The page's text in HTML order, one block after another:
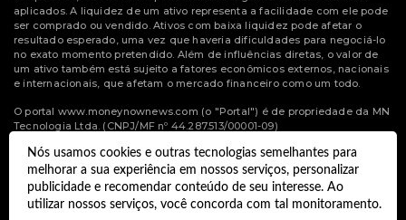
Nós usamos cookies e outras tecnologias semelhantes para
melhorar a sua experiência em nossos serviços, personalizar
publicidade e recomendar conteúdo de seu interesse. Ao
utilizar nossos serviços, você concorda com tal monitoramento.
aplicados. A liquidez de um ativo representa a facilidade com ele pode
ser comprado ou vendido. Ativos com baixa liquidez pode afetar o
resultado esperado, uma vez que haveria dificuldades para negociá-lo
no exato momento pretendido. Além de influências diretas, o valor de
um ativo também está sujeito a fatores econômicos externos, nacionais
e internacionais, que afetam o mercado financeiro como um todo.
O portal www.moneynownews.com (o "Portal") é de propriedade da MN
Tecnologia Ltda. (CNPJ/MF nº 44.287.513/00001-09)
© Copyright 2022 Money Now News.
Todos os direitos reservados.
Desenvolvido por